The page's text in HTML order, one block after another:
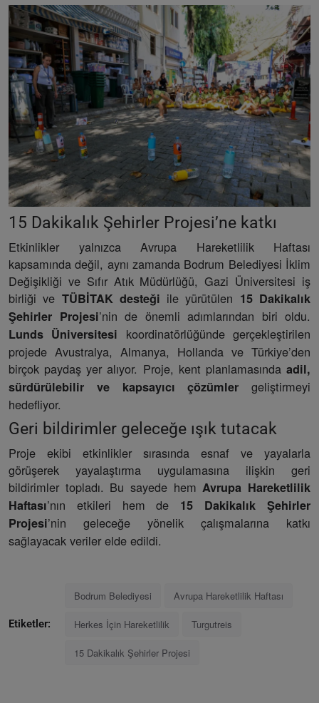
15 Dakikalık Şehirler Projesi’ne katkı
Etkinlikler yalnızca Avrupa Hareketlilik Haftası
kapsamında değil, aynı zamanda Bodrum Belediyesi İklim
Değişikliği ve Sıfır Atık Müdürlüğü, Gazi Üniversitesi iş
birliği ve TÜBİTAK desteği ile yürütülen 15 Dakikalık
Şehirler Projesi’nin de önemli adımlarından biri oldu.
Lunds Üniversitesi koordinatörlüğünde gerçekleştirilen
projede Avustralya, Almanya, Hollanda ve Türkiye’den
birçok paydaş yer alıyor. Proje, kent planlamasında adil,
sürdürülebilir ve kapsayıcı çözümler geliştirmeyi
hedefliyor.
Geri bildirimler geleceğe ışık tutacak
Proje ekibi etkinlikler sırasında esnaf ve yayalarla
görüşerek yayalaştırma uygulamasına ilişkin geri
bildirimler topladı. Bu sayede hem Avrupa Hareketlilik
Haftası’nın etkileri hem de 15 Dakikalık Şehirler
Projesi’nin geleceğe yönelik çalışmalarına katkı
sağlayacak veriler elde edildi.
Etiketler:
Bodrum Belediyesi Avrupa Hareketlilik Haftası
Herkes İçin Hareketlilik Turgutreis
15 Dakikalık Şehirler Projesi